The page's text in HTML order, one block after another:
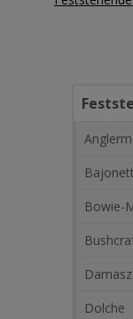
Bowie-
Dolche